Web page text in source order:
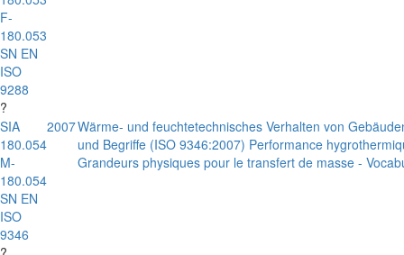
F-
180.053
SN EN
ISO
9288
?
SIA
180.054
M-
180.054
SN EN
ISO
9346
2007Wärme- und feuchtetechnisches Verhalten von
und Begriffe (ISO 9346:2007) Performance
Grandeurs physiques pour le transfert de masse -